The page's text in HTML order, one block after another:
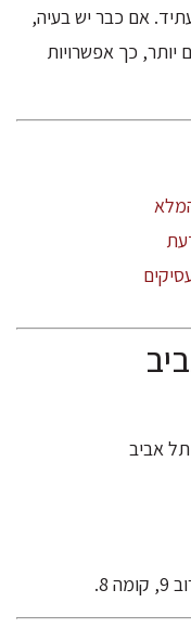
אם כבר יש בעיה,
כך אפשרויות
8.